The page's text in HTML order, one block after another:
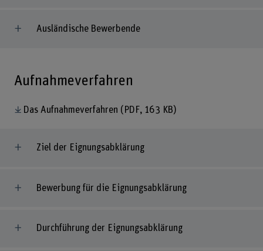
Ausländische Bewerbende
Aufnahmeverfahren
Das Aufnahmeverfahren (PDF, 163 KB)
Ziel der Eignungsabklärung
Bewerbung für die Eignungsabklärung
Durchführung der Eignungsabklärung